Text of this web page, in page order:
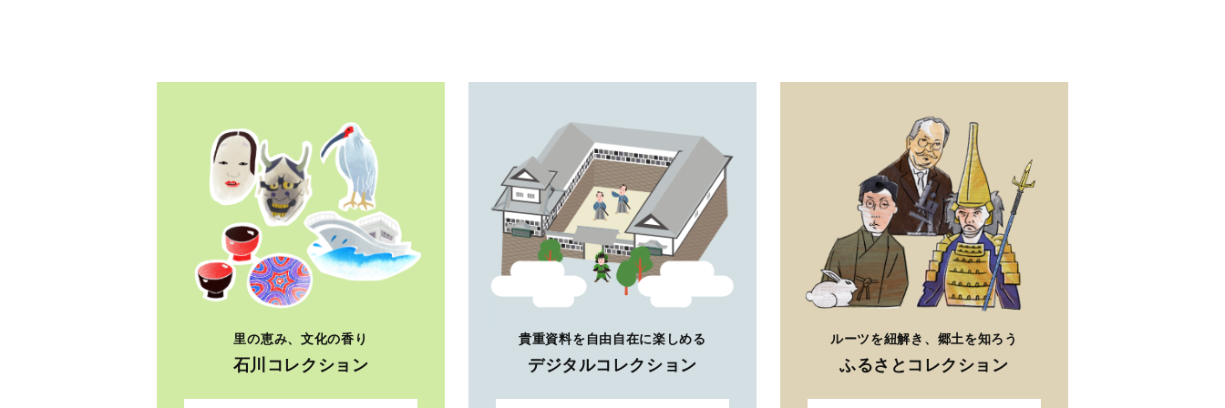
里の恵み、文化の香り
石川コレクション
貴重資料を自由自在に楽しめる
デジタルコレクション
ルーツを紐解き、郷土を知ろう
ふるさとコレクション